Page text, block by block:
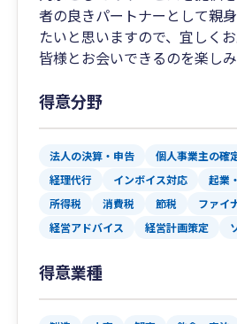
者の良きパートナーとして親
たいと思いますので、宜しくお
皆様とお会いできるのを楽しみ
得意分野
法人の決算・申告 個人事業主の確
経理代行
インボイス対応 起業
所得税
消費税 節税
ファイ
経営アドバイス
経営計画策定
得意業種